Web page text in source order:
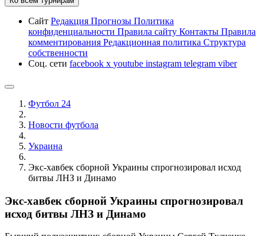
Сайт Редакция Прогнозы Политика
конфиденциальности Правила сайту Контакты Правила
комментирования Редакционная политика Структура
собственности
Соц. сети facebook x youtube instagram telegram viber
Футбол 24
Новости футбола
Украина
Экс-хавбек сборной Украины спрогнозировал исход
битвы ЛНЗ и Динамо
Экс-хавбек сборной Украины спрогнозировал
исход битвы ЛНЗ и Динамо